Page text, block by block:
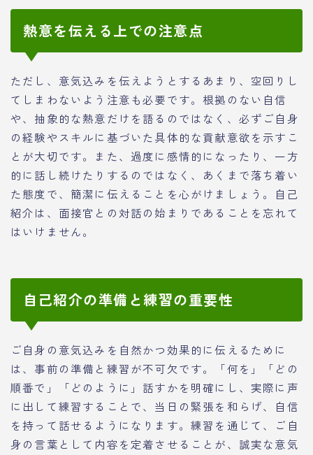
熱意を伝える上での注意点
ただし、意気込みを伝えようとするあまり、空回りし
てしまわないよう注意も必要です。根拠のない自信
や、抽象的な熱意だけを語るのではなく、必ずご自身
の経験やスキルに基づいた具体的な貢献意欲を示すこ
とが大切です。また、過度に感情的になったり、一方
的に話し続けたりするのではなく、あくまで落ち着い
た態度で、簡潔に伝えることを心がけましょう。自己
紹介は、面接官との対話の始まりであることを忘れて
はいけません。
自己紹介の準備と練習の重要性
ご自身の意気込みを自然かつ効果的に伝えるために
は、事前の準備と練習が不可欠です。「何を」「どの
順番で」「どのように」話すかを明確にし、実際に声
に出して練習することで、当日の緊張を和らげ、自信
を持って話せるようになります。練習を通じて、ご自
身の言葉として内容を定着させることが、誠実な意気